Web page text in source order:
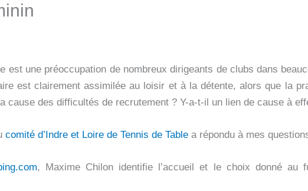
est une préoccupation de nombreux dirigeants de clubs dans
est clairement assimilée au loisir et à la détente, alors que la
cause des difficultés de recrutement ? Y-a-t-il un lien de cause à
comité d’Indre et Loire de Tennis de Table a répondu à mes
, Maxime Chilon identifie l’accueil et le choix donné au